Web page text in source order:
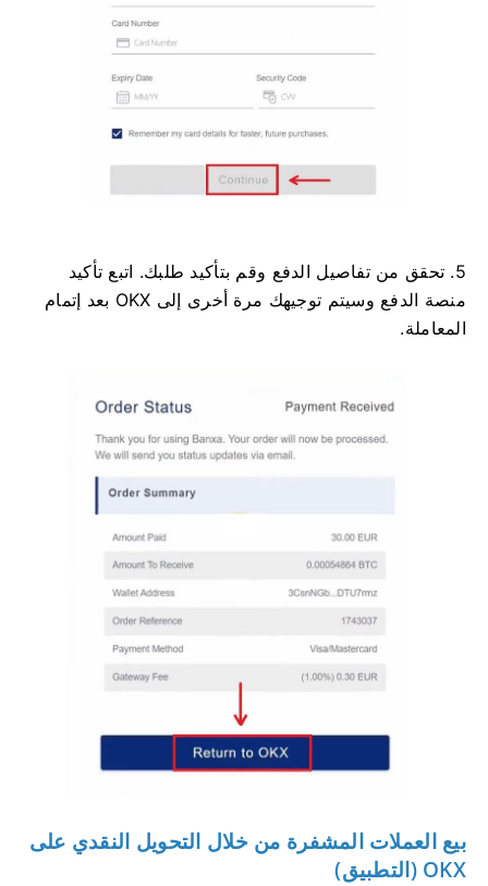
5. تحقق من تفاصيل الدفع وقم بتأكيد طلبك. اتبع تأكيد
منصة الدفع وسيتم توجيهك مرة أخرى إلى OKX بعد إتمام
المعاملة.
بيع العملات المشفرة من خلال التحويل النقدي على
OKX (التطبيق)